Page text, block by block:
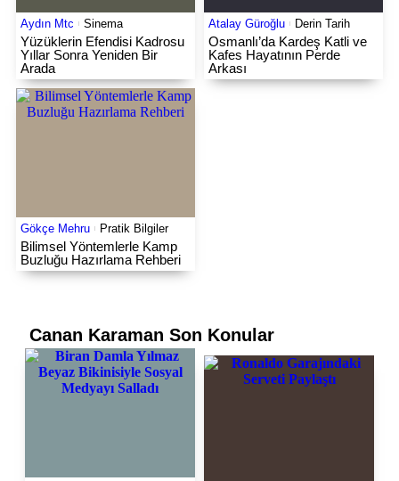
Aydın Mtc Sinema
Yüzüklerin Efendisi Kadrosu
Yıllar Sonra Yeniden Bir
Arada
Atalay Güroğlu Derin Tarih
Osmanlı’da Kardeş Katli ve
Kafes Hayatının Perde
Arkası
Gökçe Mehru Pratik Bilgiler
Bilimsel Yöntemlerle Kamp
Buzluğu Hazırlama Rehberi
Canan Karaman Son Konular